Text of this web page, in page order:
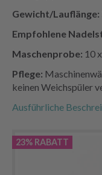
Gewicht/Lauflänge:
Empfohlene
Maschenprobe: 10
Pflege:
keinen Weichspüler
Ausführliche
23% RABATT